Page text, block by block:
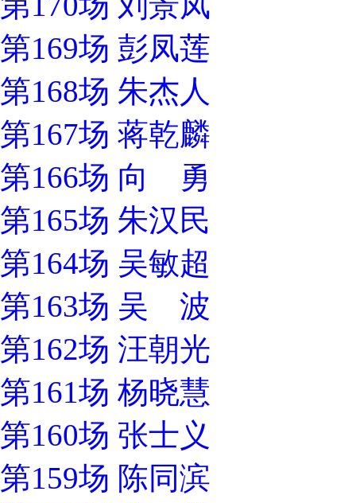
第169场 彭凤莲
第168场 朱杰人
第167场 蒋乾麟
第166场 向 勇
第165场 朱汉民
第164场 吴敏超
第163场 吴 波
第162场 汪朝光
第161场 杨晓慧
第160场 张士义
第159场 陈同滨